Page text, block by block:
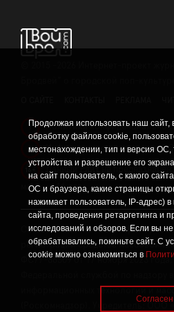
Продолжая использовать наш сайт,
обработку файлов cookie,
местонахождении, тип и версия ОС,
устройства и разрешение его
на сайт пользователь, с какого
ОС и браузера, какие страницы
нажимает пользователь, IP-адрес)
сайта, проведения ретаргетинга и
исследований и обзоров. Если вы
обрабатывались, покиньте сайт. С
cookie можно ознакомиться в
Согласен
! Политика
! Информация о проведении
Данный сайт не
младше 16 лет.
Сетевое издание «Твой Бро»,
регистрации средства массовой